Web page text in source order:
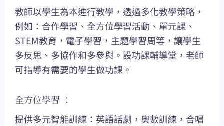
教師以學生為本進行教學，透過多化教學策略，
例如：合作學習、全方位學習活動、單元課、
STEM教育，電子學習，主題學習周等，讓學生
多反思、多協作和多參與。設功課輔導堂，老師
可指導有需要的學生做功課。
全方位學習 ：
提供多元智能訓練：英語話劇，奧數訓練，合唱